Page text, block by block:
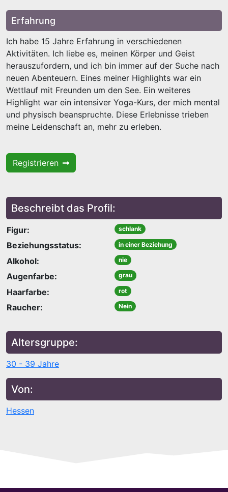
Erfahrung
Ich habe 15 Jahre Erfahrung in verschiedenen
Aktivitäten. Ich liebe es, meinen Körper und Geist
herauszufordern, und ich bin immer auf der Suche nach
neuen Abenteuern. Eines meiner Highlights war ein
Wettlauf mit Freunden um den See. Ein weiteres
Highlight war ein intensiver Yoga-Kurs, der mich mental
und physisch beanspruchte. Diese Erlebnisse trieben
meine Leidenschaft an, mehr zu erleben.
Registrieren
Beschreibt das Profil:
Figur: schlank
Beziehungsstatus: in einer Beziehung
Alkohol: nie
Augenfarbe: grau
Haarfarbe: rot
Raucher: Nein
Altersgruppe:
30 - 39 Jahre
Von:
Hessen